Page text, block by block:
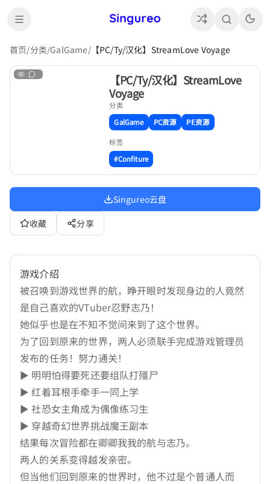
首页/分类/GalGame/【PC/Ty/汉化】StreamLove Voyage
【PC/Ty/汉化】StreamLove
Voyage
分类
GalGame
PC资源 PE资源
标签
#Confiture
Singureo云盘
收藏
分享
游戏介绍
被召唤到游戏世界的航，睁开眼时发现身边的人竟然
是自己喜欢的VTuber忍野志乃！
她似乎也是在不知不觉间来到了这个世界。
为了回到原来的世界，两人必须联手完成游戏管理员
发布的任务！努力通关！
▶ 明明怕得要死还要组队打殭尸
▶ 红着耳根手牵手一同上学
▶ 社恐女主角成为偶像练习生
▶ 穿越奇幻世界挑战魔王副本
结果每次冒险都在卿卿我我的航与志乃。
两人的关系变得越发亲密。
但当他们回到原来的世界时，他不过是个普通人而